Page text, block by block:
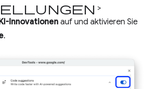
>
Innovationen auf und aktivieren Sie
.